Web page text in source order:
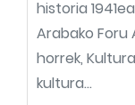
historia
Arabako Foru
horrek,
kultura...